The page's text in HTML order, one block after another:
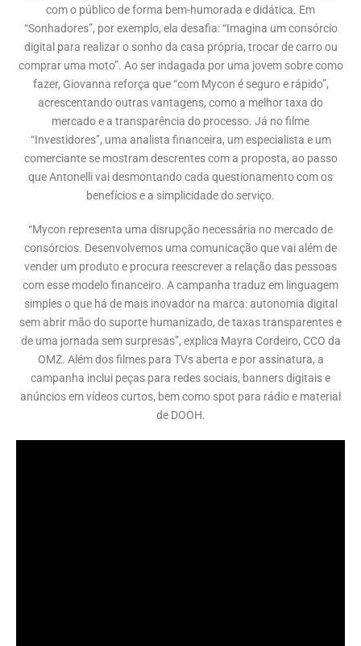
com o público de forma bem-humorada e didática. Em
“Sonhadores”, por exemplo, ela desafia: “Imagina um consórcio
digital para realizar o sonho da casa própria, trocar de carro ou
comprar uma moto”. Ao ser indagada por uma jovem sobre como
fazer, Giovanna reforça que “com Mycon é seguro e rápido”,
acrescentando outras vantagens, como a melhor taxa do
mercado e a transparência do processo. Já no filme
“Investidores”, uma analista financeira, um especialista e um
comerciante se mostram descrentes com a proposta, ao passo
que Antonelli vai desmontando cada questionamento com os
benefícios e a simplicidade do serviço.
“Mycon representa uma disrupção necessária no mercado de
consórcios. Desenvolvemos uma comunicação que vai além de
vender um produto e procura reescrever a relação das pessoas
com esse modelo financeiro. A campanha traduz em linguagem
simples o que há de mais inovador na marca: autonomia digital
sem abrir mão do suporte humanizado, de taxas transparentes e
de uma jornada sem surpresas”, explica Mayra Cordeiro, CCO da
OMZ. Além dos filmes para TVs aberta e por assinatura, a
campanha inclui peças para redes sociais, banners digitais e
anúncios em vídeos curtos, bem como spot para rádio e material
de DOOH.